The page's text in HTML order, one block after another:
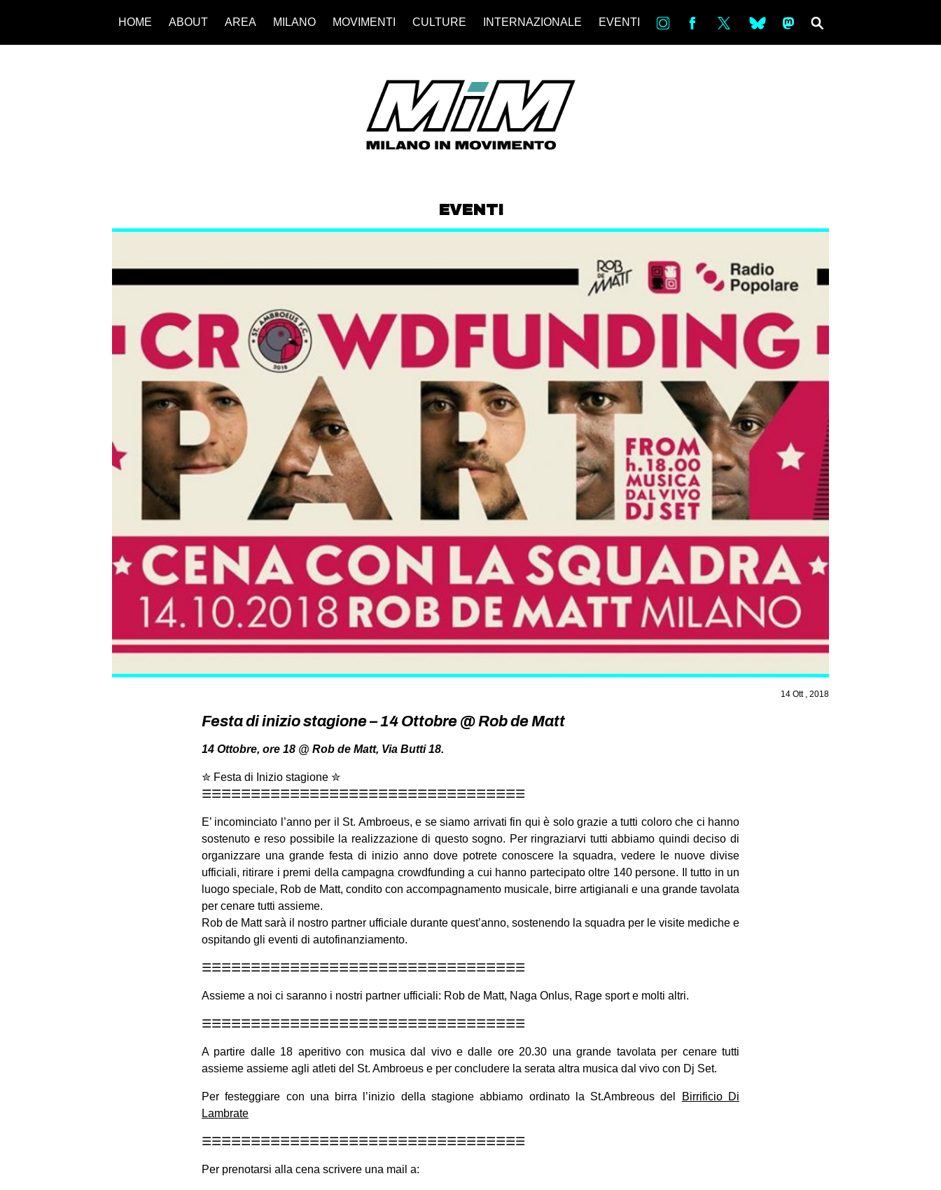
HOME ABOUT AREA MILANO MOVIMENTI CULTURE INTERNAZIONALE EVENTI in bsky ms
EVENTI
14 Ott , 2018
Festa di inizio stagione – 14 Ottobre @ Rob de Matt
14 Ottobre, ore 18 @ Rob de Matt, Via Butti 18.
✮ Festa di Inizio stagione ✮
☰☰☰☰☰☰☰☰☰☰☰☰☰☰☰☰☰☰☰☰☰☰☰☰☰☰☰☰☰☰☰☰☰
E’ incominciato l’anno per il St. Ambroeus, e se siamo arrivati fin qui è solo grazie a tutti coloro che ci hanno
sostenuto e reso possibile la realizzazione di questo sogno. Per ringraziarvi tutti abbiamo quindi deciso di
organizzare una grande festa di inizio anno dove potrete conoscere la squadra, vedere le nuove divise
ufficiali, ritirare i premi della campagna crowdfunding a cui hanno partecipato oltre 140 persone. Il tutto in un
luogo speciale, Rob de Matt, condito con accompagnamento musicale, birre artigianali e una grande tavolata
per cenare tutti assieme.
Rob de Matt sarà il nostro partner ufficiale durante quest’anno, sostenendo la squadra per le visite mediche e
ospitando gli eventi di autofinanziamento.
☰☰☰☰☰☰☰☰☰☰☰☰☰☰☰☰☰☰☰☰☰☰☰☰☰☰☰☰☰☰☰☰☰
Assieme a noi ci saranno i nostri partner ufficiali: Rob de Matt, Naga Onlus, Rage sport e molti altri.
☰☰☰☰☰☰☰☰☰☰☰☰☰☰☰☰☰☰☰☰☰☰☰☰☰☰☰☰☰☰☰☰☰
A partire dalle 18 aperitivo con musica dal vivo e dalle ore 20.30 una grande tavolata per cenare tutti
assieme assieme agli atleti del St. Ambroeus e per concludere la serata altra musica dal vivo con Dj Set.
Per festeggiare con una birra l’inizio della stagione abbiamo ordinato la St.Ambreous del
Birrificio Di
Lambrate
☰☰☰☰☰☰☰☰☰☰☰☰☰☰☰☰☰☰☰☰☰☰☰☰☰☰☰☰☰☰☰☰☰
Per prenotarsi alla cena scrivere una mail a: